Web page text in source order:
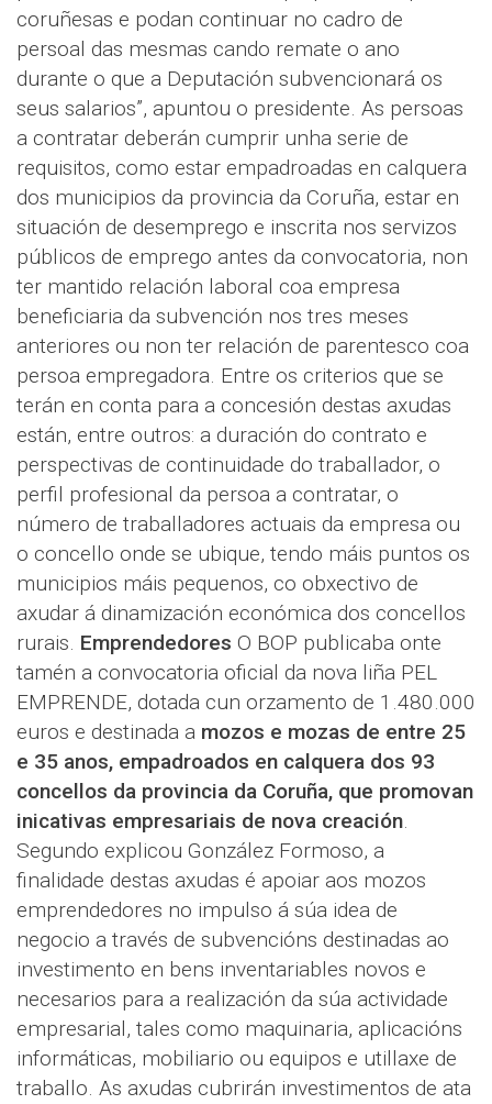
coruñesas e podan continuar no cadro de
persoal das mesmas cando remate o ano
durante o que a Deputación subvencionará os
seus salarios”, apuntou o presidente. As persoas
a contratar deberán cumprir unha serie de
requisitos, como estar empadroadas en calquera
dos municipios da provincia da Coruña, estar en
situación de desemprego e inscrita nos servizos
públicos de emprego antes da convocatoria, non
ter mantido relación laboral coa empresa
beneficiaria da subvención nos tres meses
anteriores ou non ter relación de parentesco coa
persoa empregadora. Entre os criterios que se
terán en conta para a concesión destas axudas
están, entre outros: a duración do contrato e
perspectivas de continuidade do traballador, o
perfil profesional da persoa a contratar, o
número de traballadores actuais da empresa ou
o concello onde se ubique, tendo máis puntos os
municipios máis pequenos, co obxectivo de
axudar á dinamización económica dos concellos
rurais. Emprendedores O BOP publicaba onte
tamén a convocatoria oficial da nova liña PEL
EMPRENDE, dotada cun orzamento de 1.480.000
euros e destinada a mozos e mozas de entre 25
e 35 anos, empadroados en calquera dos 93
concellos da provincia da Coruña, que promovan
inicativas empresariais de nova creación.
Segundo explicou González Formoso, a
finalidade destas axudas é apoiar aos mozos
emprendedores no impulso á súa idea de
negocio a través de subvencións destinadas ao
investimento en bens inventariables novos e
necesarios para a realización da súa actividade
empresarial, tales como maquinaria, aplicacións
informáticas, mobiliario ou equipos e utillaxe de
traballo. As axudas cubrirán investimentos de ata